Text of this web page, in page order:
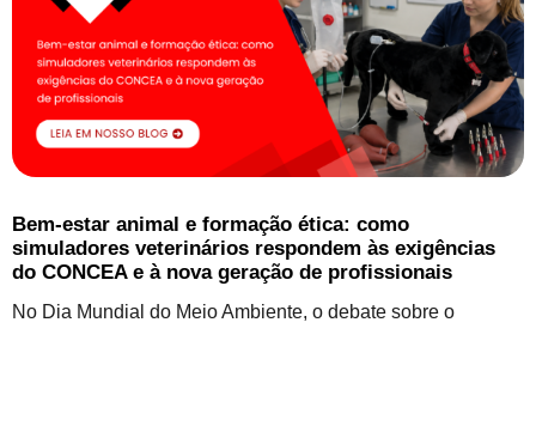
Bem-estar animal e formação ética: como
simuladores veterinários respondem às exigências
do CONCEA e à nova geração de profissionais
No Dia Mundial do Meio Ambiente, o debate sobre o